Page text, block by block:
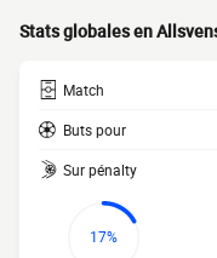
Stats globales en
Match
Buts pour
Sur pénalty
17%